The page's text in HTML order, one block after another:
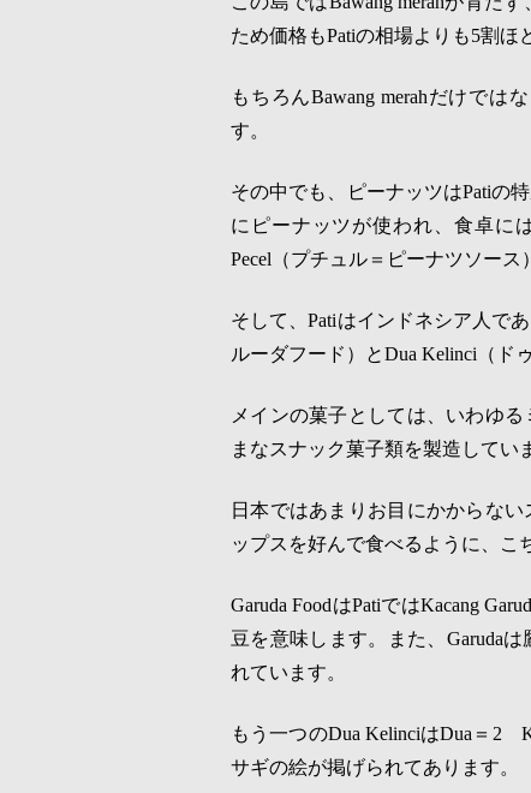
ため価格もPatiの相場よりも5割ほ
もちろんBawang merahだけでは
す。
その中でも、ピーナッツはPatiの
にピーナッツが使われ、食卓に
Pecel （プチュル＝ピーナツソース
そして、Patiはインドネシア人で
ルーダフード）とDua Kelinci （ド
メインの菓子としては、いわゆ
まなスナック菓子類を製造してい
日本ではあまりお目にかからな
ップスを好んで食べるように、こ
Garuda FoodはPatiではKacang
豆を意味します。また、 Garudaは
れています。
もう一つのDua KelinciはDua ＝ 2
サギの絵が掲げられてあります。